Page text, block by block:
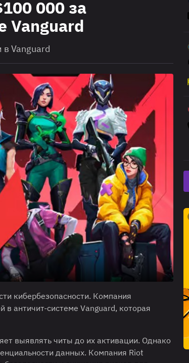
000 за
Vanguard
Vanguard
кибербезопасности. Компания
античит-системе Vanguard, которая
выявлять читы до их активации. Однако
данных. Компания Riot